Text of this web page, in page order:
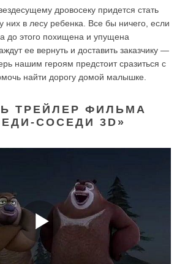
дровосеку придется стать
них в лесу ребенка. Все бы ничего, если
до этого похищена и упущена
ее вернуть и доставить заказчику —
нашим героям предстоит сразиться с
найти дорогу домой малышке.
ТРЕЙЛЕР ФИЛЬМА
СОСЕДИ 3D»